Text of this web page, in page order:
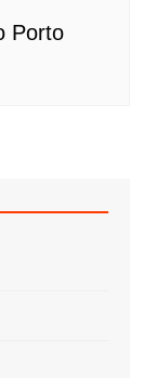
Porto